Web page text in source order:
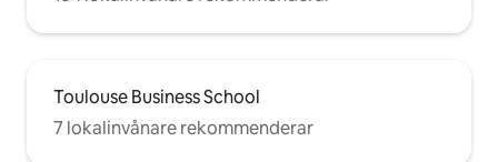
Toulouse Business School
7 lokalinvånare rekommenderar